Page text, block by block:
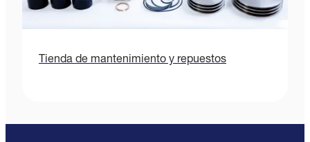
Tienda de mantenimiento y repuestos